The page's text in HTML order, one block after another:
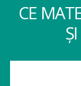
CE